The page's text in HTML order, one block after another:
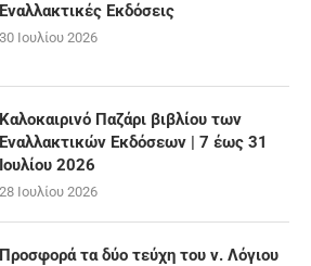
Εναλλακτικές Εκδόσεις
30 Ιουλίου 2026
Καλοκαιρινό Παζάρι βιβλίου των
Εναλλακτικών Εκδόσεων | 7 έως 31
Ιουλίου 2026
28 Ιουλίου 2026
Προσφορά τα δύο τεύχη του ν. Λόγιου